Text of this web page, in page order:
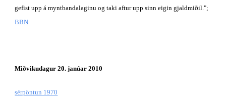
gefist upp á myntbandalaginu og taki aftur upp sinn eigin gjaldmiðil.";
BBN
Miðvikudagur 20. janúar 2010
sérpöntun 1970